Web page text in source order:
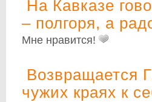
На Кавказе
– полгоря, а
Мне нравится!
Возвращается
чужих краях к